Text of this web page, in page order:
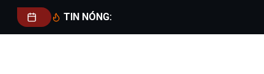
TIN NÓNG: